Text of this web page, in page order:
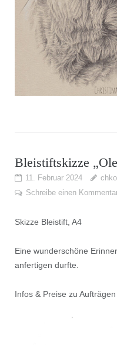
Bleistiftskizze
11. Februar 2024
Schreibe einen
Skizze Bleistift, A4
Eine wunderschöne
anfertigen durfte.
Infos & Preise zu